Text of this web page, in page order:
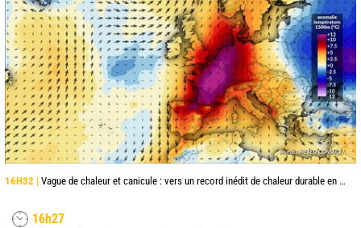
16H32 | Vague de chaleur et canicule : vers un record inédit de chaleur durable en France
16h27